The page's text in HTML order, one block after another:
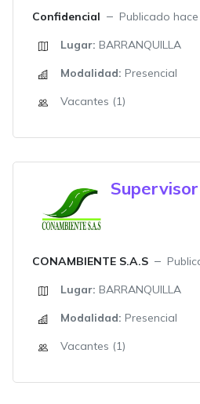
Confidencial
Publicado
Lugar: BARRANQUILLA
Modalidad: Presencial
Vacantes (1)
CONAMBIENTE S.A.S
Lugar: BARRANQUILLA
Modalidad: Presencial
Vacantes (1)